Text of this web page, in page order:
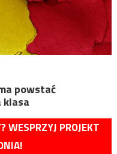
powstać
klasa
WESPRZYJ PROJEKT